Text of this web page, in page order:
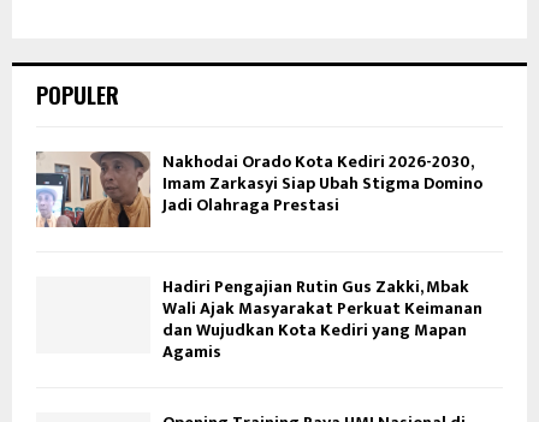
POPULER
Nakhodai Orado Kota Kediri 2026-2030,
Imam Zarkasyi Siap Ubah Stigma Domino
Jadi Olahraga Prestasi
Hadiri Pengajian Rutin Gus Zakki, Mbak
Wali Ajak Masyarakat Perkuat Keimanan
dan Wujudkan Kota Kediri yang Mapan
Agamis